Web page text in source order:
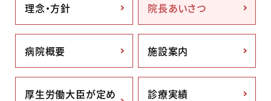
理念・方針 院長あいさつ
病院概要 施設案内
厚生労働大臣が定め 診療実績